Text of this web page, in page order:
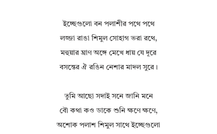
ইচ্ছেগুলো বন পলাশীর পথে পথে
লজ্জা রাঙা শিমুল সোহাগ ভরা রথে,
মহুয়ার ঘ্রাণ অঙ্গে মেখে ধায় যে দূরে
বসন্তের ঐ রঙিন নেশার মাদল সুরে।
তুমি আছো সদাই সনে জানি মনে
বৌ কথা কও ডাকে শুনি ক্ষণে ক্ষণে,
অশোক পলাশ শিমুল সাথে ইচ্ছেগুলো